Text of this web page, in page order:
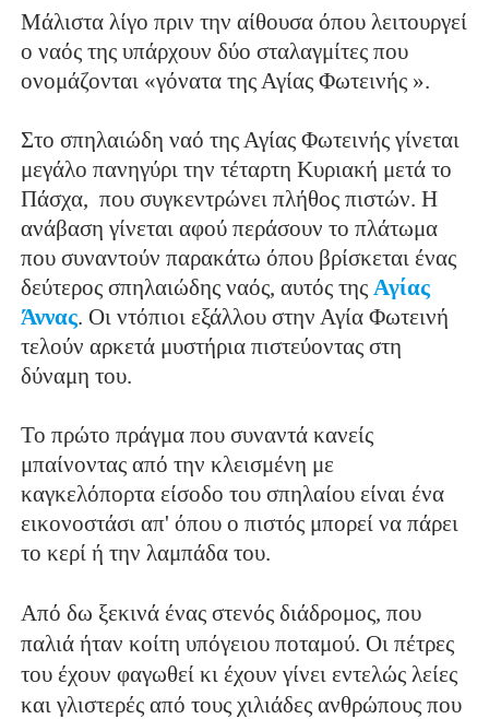
Μάλιστα λίγο πριν την αίθουσα όπου λειτουργεί
ο ναός της υπάρχουν δύο σταλαγμίτες που
ονομάζονται «γόνατα της Αγίας Φωτεινής ».
Στο σπηλαιώδη ναό της Αγίας Φωτεινής γίνεται
μεγάλο πανηγύρι την τέταρτη Κυριακή μετά το
Πάσχα, που συγκεντρώνει πλήθος πιστών. Η
ανάβαση γίνεται αφού περάσουν το πλάτωμα
που συναντούν παρακάτω όπου βρίσκεται ένας
δεύτερος σπηλαιώδης ναός, αυτός της Αγίας
Άννας. Οι ντόπιοι εξάλλου στην Αγία Φωτεινή
τελούν αρκετά μυστήρια πιστεύοντας στη
δύναμη του.
Το πρώτο πράγμα που συναντά κανείς
μπαίνοντας από την κλεισμένη με
καγκελόπορτα είσοδο του σπηλαίου είναι ένα
εικονοστάσι απ' όπου ο πιστός μπορεί να πάρει
το κερί ή την λαμπάδα του.
Από δω ξεκινά ένας στενός διάδρομος, που
παλιά ήταν κοίτη υπόγειου ποταμού. Οι πέτρες
του έχουν φαγωθεί κι έχουν γίνει εντελώς λείες
και γλιστερές από τους χιλιάδες ανθρώπους που